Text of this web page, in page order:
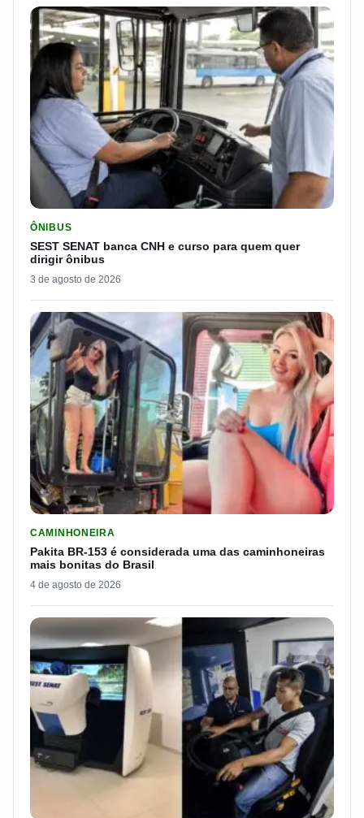
ÔNIBUS
SEST SENAT banca CNH e curso para quem quer
dirigir ônibus
3 de agosto de 2026
CAMINHONEIRA
Pakita BR-153 é considerada uma das caminhoneiras
mais bonitas do Brasil
4 de agosto de 2026